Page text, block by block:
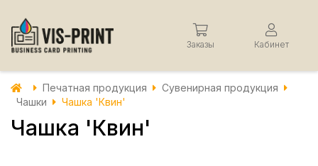
Заказы Кабинет
Печатная продукция
Сувенирная продукция
Чашки
Чашка 'Квин'
Чашка 'Квин'